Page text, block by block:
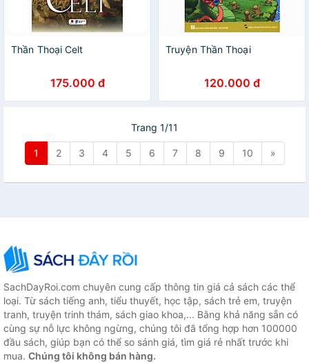
Thần Thoại Celt
175.000 đ
Truyện Thần Thoại
120.000 đ
Trang 1/11
1 2 3 4 5 6 7 8 9 10 »
SachDayRoi.com chuyên cung cấp thông tin giá cả sách các thể
loại. Từ sách tiếng anh, tiểu thuyết, học tập, sách trẻ em, truyện
tranh, truyện trinh thám, sách giao khoa,... Bằng khả năng sẵn có
cùng sự nỗ lực không ngừng, chúng tôi đã tổng hợp hơn 100000
đầu sách, giúp bạn có thể so sánh giá, tìm giá rẻ nhất trước khi
mua. Chúng tôi không bán hàng.